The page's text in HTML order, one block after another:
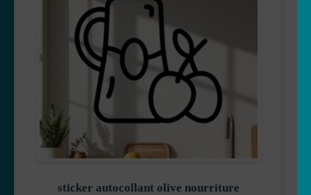
sticker autocollant olive nourriture